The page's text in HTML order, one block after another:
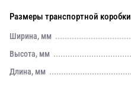
Размеры транспортной коробки
Ширина, мм
Высота, мм
Длина, мм